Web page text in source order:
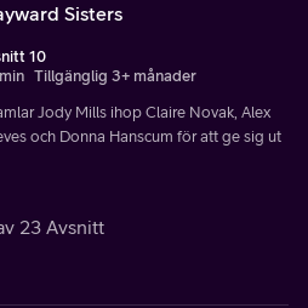
Sisters
10
Tillgänglig 3+ månader
Jody Mills ihop Claire Novak, Alex
och Donna Hanscum för att ge sig ut
23 Avsnitt